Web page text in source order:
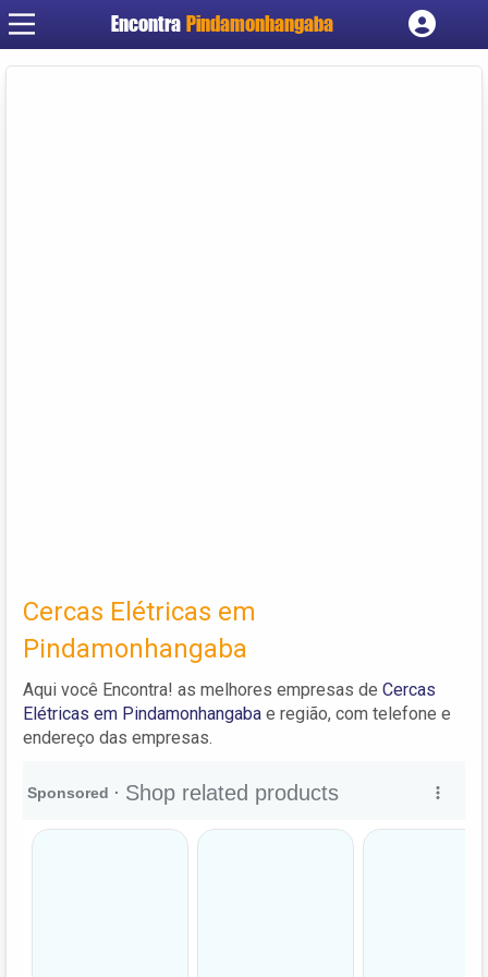
Encontra Pindamonhangaba
Cadastrar empresa
Cercas Elétricas em
Pindamonhangaba
Aqui você Encontra! as melhores empresas de Cercas
Elétricas em Pindamonhangaba e região, com telefone e
endereço das empresas.